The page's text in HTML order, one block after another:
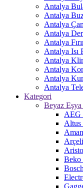
Antalya
Antalya
Antalya
Antalya
Antalya
Antalya Isı
Antalya
Antalya
Antalya
Antalya
Kategori
Beyaz
AEG
Altus
Beko